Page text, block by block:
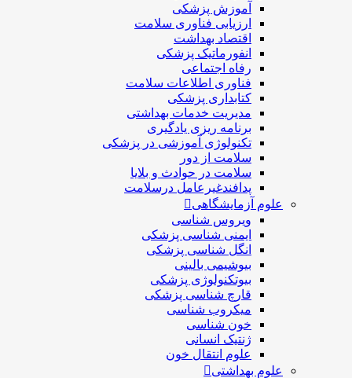
آموزش پزشکی
ارزیابی فناوری سلامت
اقتصاد بهداشت
انفورماتیک پزشکی
رفاه اجتماعی
فناوری اطلاعات سلامت
کتابداری پزشکی
مديريت خدمات بهداشتی
برنامه ریزی یادگیری
تکنولوژی آموزشی در پزشکی
سلامت از دور
سلامت در حوادث و بلایا
پدافندغیرعامل درسلامت
علوم آزمایشگاهی
ویروس شناسی
ایمنی شناسی پزشكی
انگل شناسی پزشکی
بیوشیمی بالینی
بیوتکنولوژی پزشکی
قارچ شناسی پزشکی
ميكروب شناسی
خون شناسی
ژنتیک انسانی
علوم انتقال خون
علوم بهداشتی